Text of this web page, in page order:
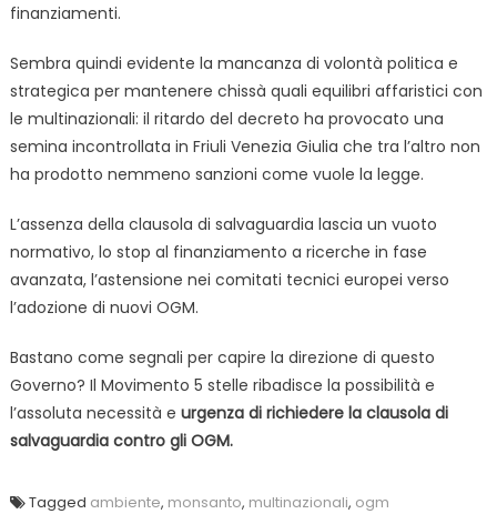
finanziamenti.
Sembra quindi evidente la mancanza di volontà politica e
strategica per mantenere chissà quali equilibri affaristici con
le multinazionali: il ritardo del decreto ha provocato una
semina incontrollata in Friuli Venezia Giulia che tra l’altro non
ha prodotto nemmeno sanzioni come vuole la legge.
L’assenza della clausola di salvaguardia lascia un vuoto
normativo, lo stop al finanziamento a ricerche in fase
avanzata, l’astensione nei comitati tecnici europei verso
l’adozione di nuovi OGM.
Bastano come segnali per capire la direzione di questo
Governo? Il Movimento 5 stelle ribadisce la possibilità e
l’assoluta necessità e urgenza di richiedere la clausola di
salvaguardia contro gli OGM.
Tagged ambiente, monsanto, multinazionali, ogm